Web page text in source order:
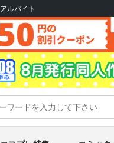
アルバイト